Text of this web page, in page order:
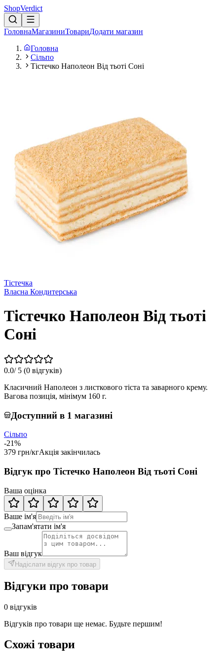
ShopVerdict
ГоловнаМагазиниТовариДодати магазин
Головна
Сільпо
Тістечко Наполеон Від тьоті Соні
Тістечка
Власна Кондитерська
Тістечко Наполеон Від тьоті
Соні
0.0/ 5 (0 відгуків)
Класичний Наполеон з листкового тіста та заварного крему.
Вагова позиція, мінімум 160 г.
Доступний в 1 магазині
Сільпо
-21%
379 грн/кгАкція закінчилась
Відгук про Тістечко Наполеон Від тьоті Соні
Ваша оцінка
Ваше ім'я
Запам'ятати ім'я
Ваш відгук
Надіслати відгук про товар
Відгуки про товари
0 відгуків
Відгуків про товари ще немає. Будьте першим!
Схожі товари